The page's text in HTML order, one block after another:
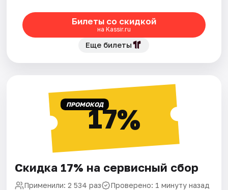
Билеты со скидкой
на Kassir.ru
Еще билеты
ПРОМОКОД17%
Скидка 17% на сервисный сбор
Применили: 2 534 раз Проверено: 1 минуту назад